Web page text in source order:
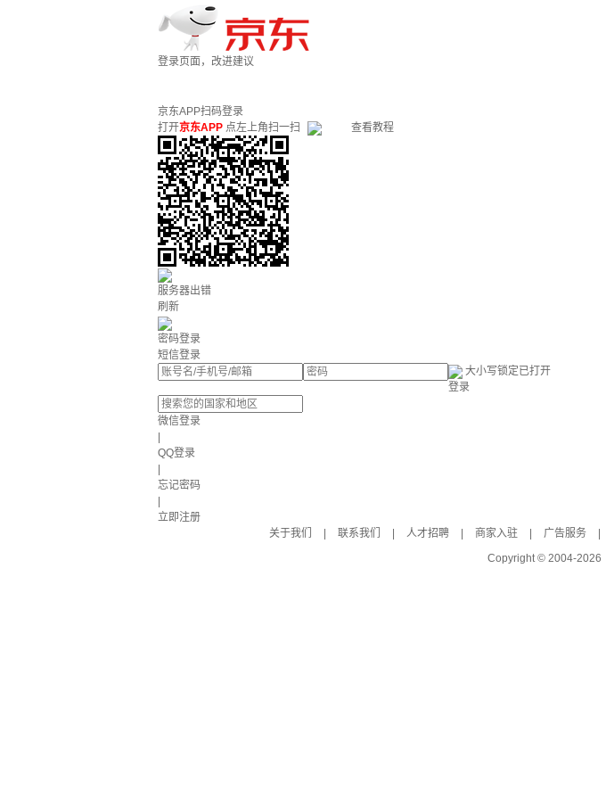
登录页面，改进建议
京东APP扫码登录
打开京东APP 点左上角扫一扫 查看教程
服务器出错
刷新
密码登录
短信登录
大小写锁定已打开
登录
微信登录
QQ登录
忘记密码
立即注册
关于我们
联系我们 人才招聘 商家入驻 广告服务
Copyright © 2004-2026